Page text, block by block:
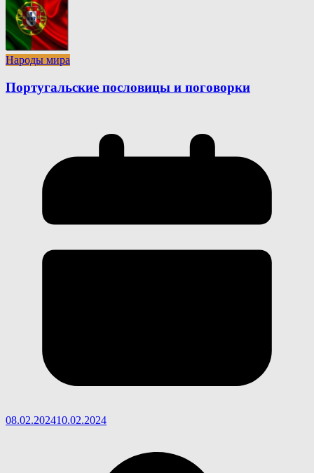
Народы мира
Португальские пословицы и поговорки
08.02.202410.02.2024